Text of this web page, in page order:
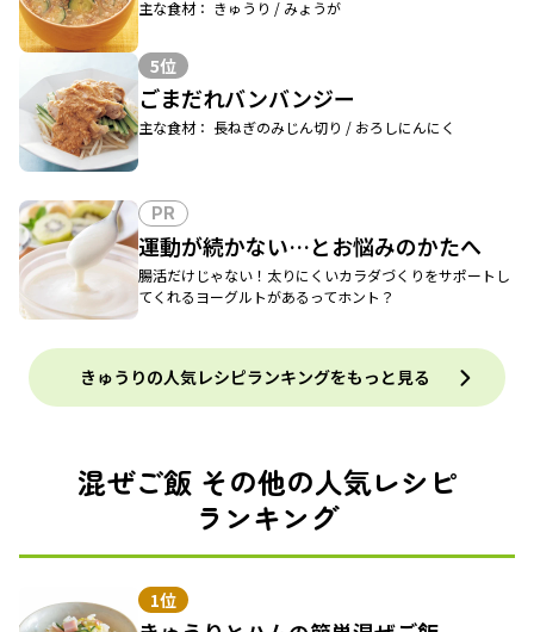
主な食材： きゅうり / みょうが
5位
ごまだれバンバンジー
主な食材： 長ねぎのみじん切り / おろしにんにく
PR
運動が続かない…とお悩みのかたへ
腸活だけじゃない！太りにくいカラダづくりをサポートし
てくれるヨーグルトがあるってホント？
きゅうりの人気レシピランキングをもっと見る
混ぜご飯 その他の人気レシピ
ランキング
1位